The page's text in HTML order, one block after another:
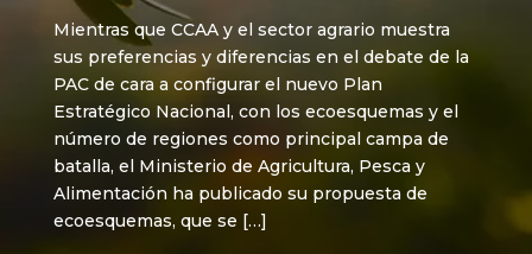
Mientras que CCAA y el sector agrario muestra
sus preferencias y diferencias en el debate de la
PAC de cara a configurar el nuevo Plan
Estratégico Nacional, con los ecoesquemas y el
número de regiones como principal campa de
batalla, el Ministerio de Agricultura, Pesca y
Alimentación ha publicado su propuesta de
ecoesquemas, que se […]